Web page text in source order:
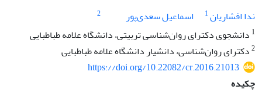
ندا افشاریان1 اسماعیل سعدی‌پور
2
1 دانشجوی دکترای روان‌شناسی تربیتی، دانشگاه علامه طباطبایی
2دکترای روان‌شناسی، دانشیار دانشگاه علامه طباطبایی
https://doi.org/10.22082/cr.2016.21013
چکیده